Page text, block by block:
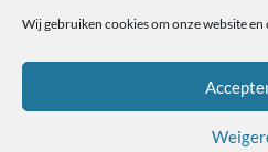
Wij gebruiken cookies om onze website